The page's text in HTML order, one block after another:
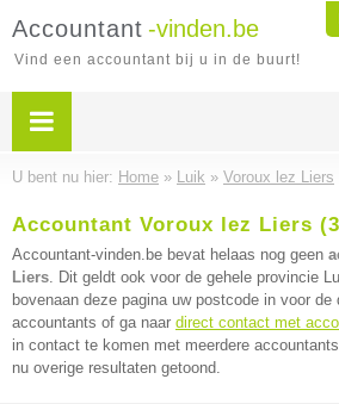
Accountant -vinden.be
Vind een accountant bij u in de buurt!
U bent nu hier: Home » Luik » Voroux lez Liers
Accountant Voroux lez Liers
Accountant-vinden.be bevat helaas nog geen
Liers. Dit geldt ook voor de gehele provincie
bovenaan deze pagina uw postcode in voor
accountants of ga naar direct contact met
in contact te komen met meerdere
nu overige resultaten getoond.